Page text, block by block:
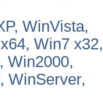
WinVista,
Win7 x32,
Win2000,
WinServer,